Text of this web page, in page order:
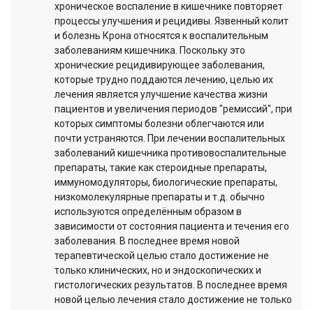
хроническое воспаление в кишечнике повторяет
процессы улучшения и рецидивы. Язвенный колит
и болезнь Крона относятся к воспалительным
заболеваниям кишечника. Поскольку это
хронические рецидивирующее заболевания,
которые трудно поддаются лечению, целью их
лечения является улучшение качества жизни
пациентов и увеличения периодов "ремиссий", при
которых симптомы болезни облегчаются или
почти устраняются. При лечении воспалительных
заболеваний кишечника противовоспалительные
препараты, такие как стероидные препараты,
иммуномодуляторы, биологические препараты,
низкомолекулярные препараты и т.д. обычно
используются определённым образом в
зависимости от состояния пациента и течения его
заболевания. В последнее время новой
терапевтической целью стало достижение не
только клинических, но и эндоскопических и
гистологических результатов. В последнее время
новой целью лечения стало достижение не только